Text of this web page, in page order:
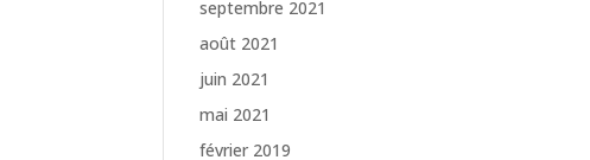
septembre 2021
août 2021
juin 2021
mai 2021
février 2019